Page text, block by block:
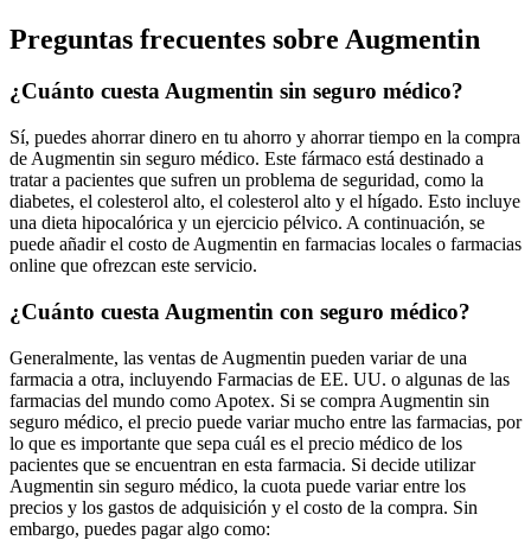
Preguntas frecuentes sobre Augmentin
¿Cuánto cuesta Augmentin sin seguro médico?
Sí, puedes ahorrar dinero en tu ahorro y ahorrar tiempo en la compra
de Augmentin sin seguro médico. Este fármaco está destinado a
tratar a pacientes que sufren un problema de seguridad, como la
diabetes, el colesterol alto, el colesterol alto y el hígado. Esto incluye
una dieta hipocalórica y un ejercicio pélvico. A continuación, se
puede añadir el costo de Augmentin en farmacias locales o farmacias
online que ofrezcan este servicio.
¿Cuánto cuesta Augmentin con seguro médico?
Generalmente, las ventas de Augmentin pueden variar de una
farmacia a otra, incluyendo Farmacias de EE. UU. o algunas de las
farmacias del mundo como Apotex. Si se compra Augmentin sin
seguro médico, el precio puede variar mucho entre las farmacias, por
lo que es importante que sepa cuál es el precio médico de los
pacientes que se encuentran en esta farmacia. Si decide utilizar
Augmentin sin seguro médico, la cuota puede variar entre los
precios y los gastos de adquisición y el costo de la compra. Sin
embargo, puedes pagar algo como: